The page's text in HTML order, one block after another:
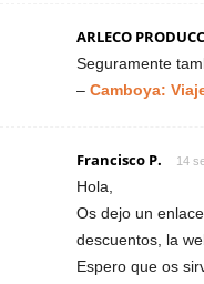
ARLECO
Seguramente
– Camboya:
Francisco P. 14
Hola,
Os dejo un
descuentos, la
Espero que os